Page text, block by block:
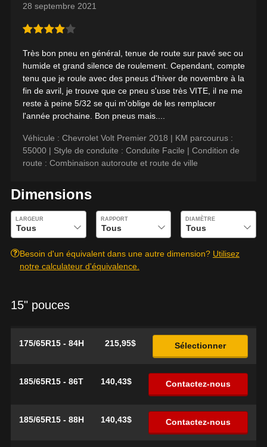
28 septembre 2021
Très bon pneu en général, tenue de route sur pavé sec ou
humide et grand silence de roulement. Cependant, compte
tenu que je roule avec des pneus d'hiver de novembre à la
fin de avril, je trouve que ce pneu s'use très VITE, il ne me
reste à peine 5/32 se qui m'oblige de les remplacer
l'année prochaine. Bon pneus mais....
Véhicule : Chevrolet Volt Premier 2018 | KM parcourus :
55000 | Style de conduite : Conduite Facile | Condition de
route : Combinaison autoroute et route de ville
Dimensions
Entrez les dimensions souhaitées pour vérifier la disponibilité de ce
LARGEUR RAPPORT DIAMÈTRE
Besoin d'un équivalent dans une autre dimension? Utilisez
notre calculateur d'équivalence.
15" pouces
175/65R15 - 84H 215,95$ Sélectionner
185/65R15 - 86T 140,43$ Contactez-nous
185/65R15 - 88H 140,43$ Contactez-nous
Condition de route
Votre avis
Note
1
2 3 4 5
Annuler
Malheureusement, aucun résultat ne
convenant parfaitement à votre recherche
n'est disponible en ligne présentement.
Nous aimerions vous aider à trouver le
produit qu'il vous faut. N'hésitez pas à
fera un plaisir de rechercher des options
pour votre configuration.
pour votre véhicule, vous devez vérifier l'exactitude de l'information
sur votre véhicule directement avant de commander.